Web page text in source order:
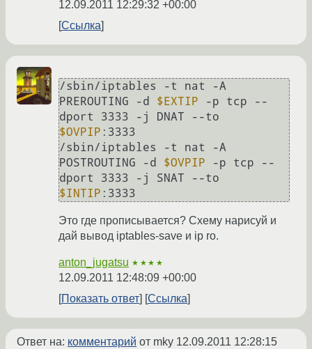
12.09.2011 12:29:32 +00:00
Ссылка
/sbin/iptables -t nat -A
PREROUTING -d $EXTIP -p tcp --
$OVPIP :3333
/sbin/iptables -t nat -A
POSTROUTING -d $OVPIP -p tcp --
$INTIP
Это где прописывается? Схему нарисуй и
дай вывод iptables-save и ip ro.
anton_jugatsu ★★★★
12.09.2011 12:48:09 +00:00
Показать ответ
Ссылка
Ответ на: комментарий от mky 12.09.2011 12:28:15